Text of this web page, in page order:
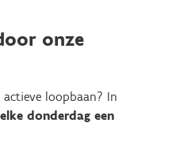
onze
actieve loopbaan? In
elke donderdag een